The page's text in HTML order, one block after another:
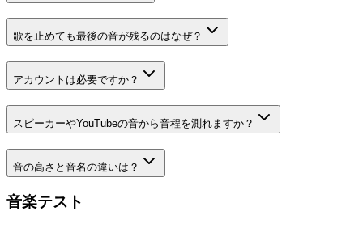
歌を止めても最後の音が残るのはなぜ？
アカウントは必要ですか？
スピーカーやYouTubeの音から音程を測れますか？
音の高さと音名の違いは？
音楽テスト